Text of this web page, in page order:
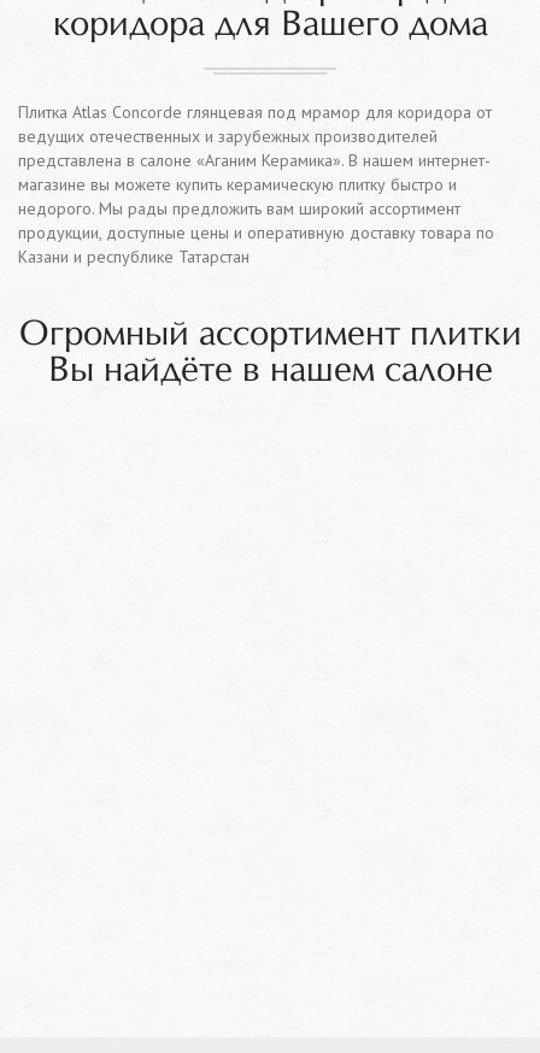
коридора для Вашего дома
Плитка Atlas Concorde глянцевая под мрамор для коридора от
ведущих отечественных и зарубежных производителей
представлена в салоне «Аганим Керамика». В нашем интернет-
магазине вы можете купить керамическую плитку быстро и
недорого. Мы рады предложить вам широкий ассортимент
продукции, доступные цены и оперативную доставку товара по
Казани и республике Татарстан
Огромный ассортимент плитки
Вы найдёте в нашем салоне